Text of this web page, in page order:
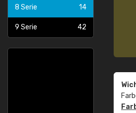
8 Serie 14
9 Serie 42